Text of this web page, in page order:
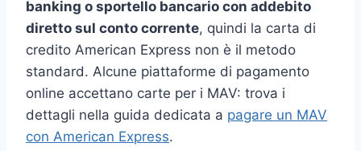
banking o sportello bancario con addebito
diretto sul conto corrente, quindi la carta di
credito American Express non è il metodo
standard. Alcune piattaforme di pagamento
online accettano carte per i MAV: trova i
dettagli nella guida dedicata a pagare un MAV
con American Express.